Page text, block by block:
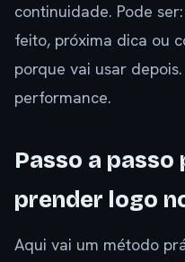
continuidade. Pode
feito, próxima dica ou
porque vai usar
performance.
Passo a
prender logo
Aqui vai um método